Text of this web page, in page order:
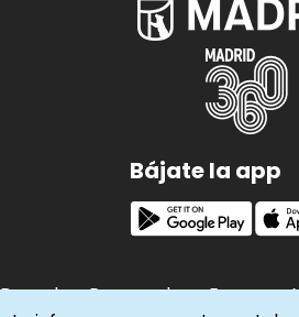
Imagen
Bájate la app
Derechos Reservados - Empresa